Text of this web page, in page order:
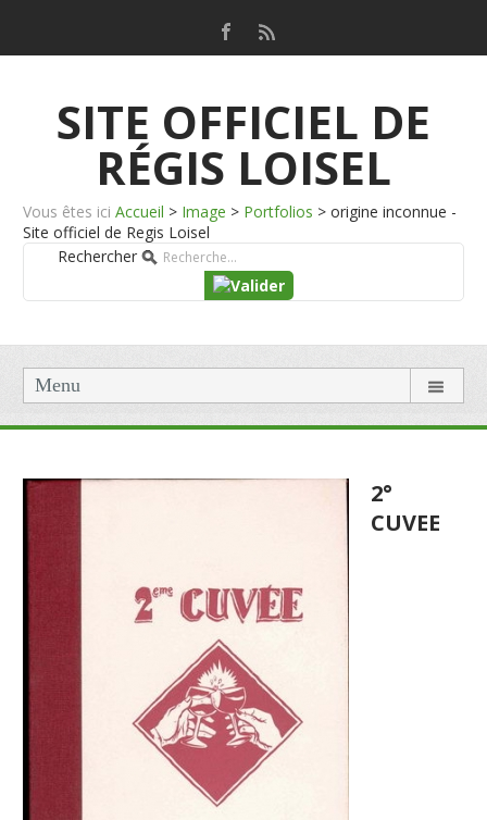
SITE OFFICIEL DE
RÉGIS LOISEL
Vous êtes ici Accueil > Image > Portfolios > origine inconnue -
Site officiel de Regis Loisel
Rechercher
Menu
2°
CUVEE